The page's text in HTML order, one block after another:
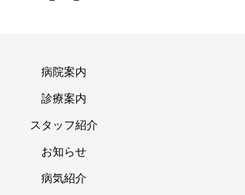
病院案内
診療案内
スタッフ紹介
お知らせ
病気紹介